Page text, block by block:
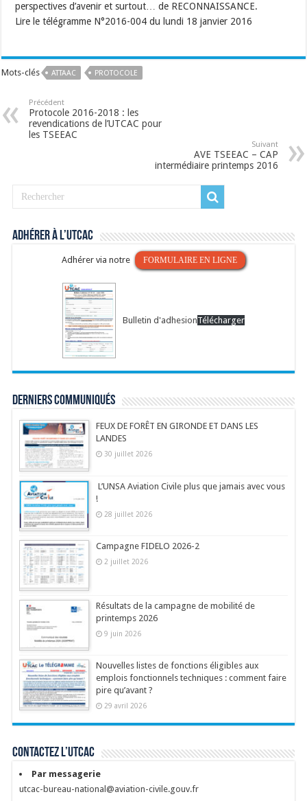
perspectives d’avenir et surtout… de RECONNAISSANCE.
Lire le télégramme N°2016-004 du lundi 18 janvier 2016
Mots-clés ATTAAC PROTOCOLE
Précédent
Protocole 2016-2018 : les
revendications de l’UTCAC pour
les TSEEAC
Suivant
AVE TSEEAC – CAP
intermédiaire printemps 2016
Adhérer à l’UTCAC
Adhérer via notre FORMULAIRE EN LIGNE
Bulletin d'adhesionTélécharger
Derniers communiqués
FEUX DE FORÊT EN GIRONDE ET DANS LES
LANDES
30 juillet 2026
L’UNSA Aviation Civile plus que jamais avec vous
!
28 juillet 2026
Campagne FIDELO 2026-2
2 juillet 2026
Résultats de la campagne de mobilité de
printemps 2026
9 juin 2026
Nouvelles listes de fonctions éligibles aux
emplois fonctionnels techniques : comment faire
pire qu’avant ?
29 avril 2026
Contactez l’UTCAC
Par messagerie
utcac-bureau-national@aviation-civile.gouv.fr